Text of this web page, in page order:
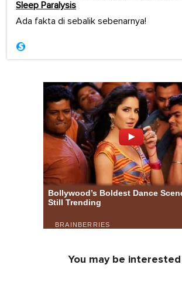
Sleep Paralysis
Ada fakta di sebalik sebenarnya!
You may be interested